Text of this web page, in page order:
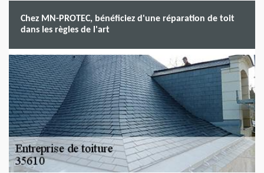
Chez MN-PROTEC, bénéficiez d'une réparation de toit
dans les règles de l'art